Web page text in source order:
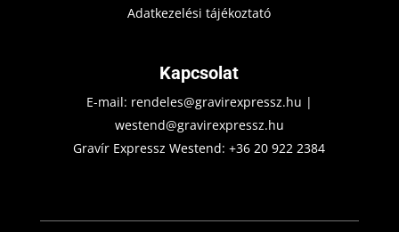
Adatkezelési tájékoztató
Kapcsolat
E-mail: rendeles@gravirexpressz.hu |
westend@gravirexpressz.hu
Gravír Expressz Westend:+36 20 922 2384